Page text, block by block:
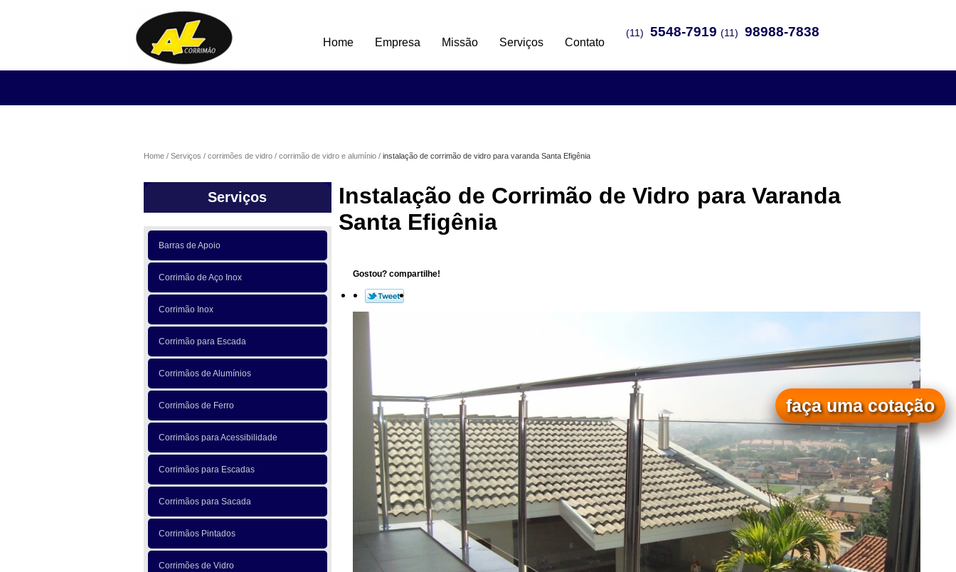
(11) 5548-7919 (11) 98988-7838
Home Empresa Missão Serviços Contato
Home Serviços corrimões de vidro corrimão de vidro e alumínio instalação de corrimão de vidro para varanda Santa Efigênia
Serviços
Barras de Apoio
Corrimão de Aço Inox
Corrimão Inox
Corrimão para Escada
Corrimãos de Alumínios
Corrimãos de Ferro
Corrimãos para Acessibilidade
Corrimãos para Escadas
Corrimãos para Sacada
Corrimãos Pintados
Corrimões de Vidro
Instalação de Corrimão de Vidro para Varanda
Santa Efigênia
Gostou? compartilhe!
faça uma cotação